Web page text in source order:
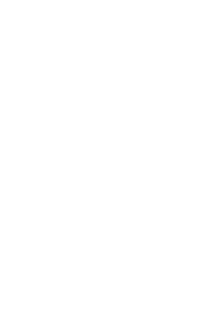
und nicht an Sie
an der Software
ausdrücklich in
in der Region, in
eine nicht
Lizenz zum
Kopie der
besitzen oder
der